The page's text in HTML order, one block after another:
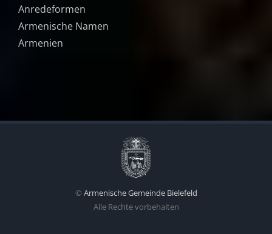
Anredeformen
Armenische Namen
Armenien
© Armenische Gemeinde Bielefeld
Alle Rechte vorbehalten